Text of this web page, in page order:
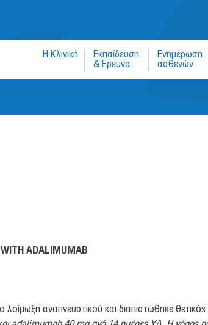
Η Κλινική
Εκπαίδευση
& Έρευνα
Ενημέρωση
ασθενών
ADALIMUMAB
αναπνευστικού και διαπιστώθηκε